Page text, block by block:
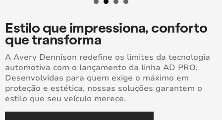
Estilo que impressiona, conforto
que transforma
A Avery Dennison redefine os limites da tecnologia
automotiva com o lançamento da linha AD PRO.
Desenvolvidas para quem exige o máximo em
proteção e estética, nossas soluções garantem o
estilo que seu veículo merece.